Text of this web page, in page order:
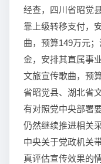
经查，四川省昭觉
靠上级转移支付，
曲，预算149万元
金，安排其直属事
文旅宣传歌曲，预
省昭觉县、湖北省
有对照党中央部署
仍然继续推进相关
中央关于党政机关
真评估宣传效果的